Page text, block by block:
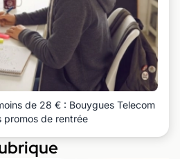
de 28 € : Bouygues Telecom
promos de rentrée